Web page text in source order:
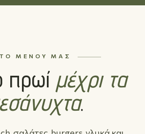
ΤΟ ΜΕΝΟΎ ΜΑΣ
πρωί μέχρι τα
.